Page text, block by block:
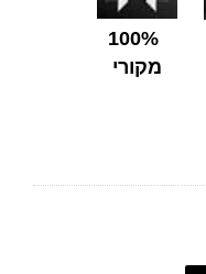
100%
מקורי